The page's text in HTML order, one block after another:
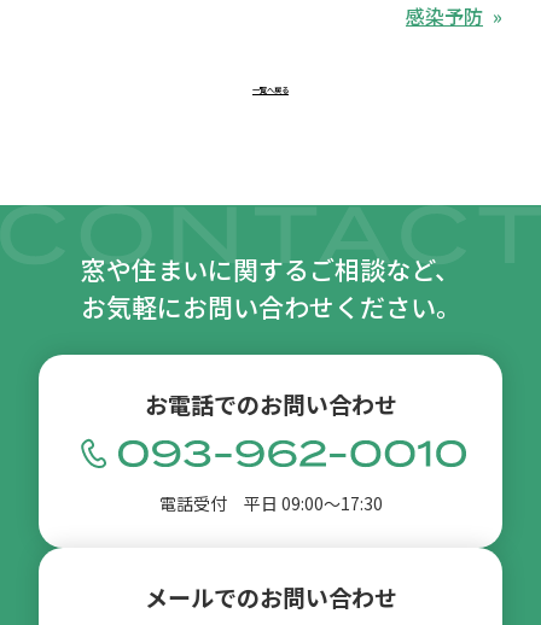
感染予防
一覧へ戻る
窓や住まいに関するご相談など、
お気軽にお問い合わせください。
お電話でのお問い合わせ
電話受付 平日 09:00〜17:30
メールでのお問い合わせ